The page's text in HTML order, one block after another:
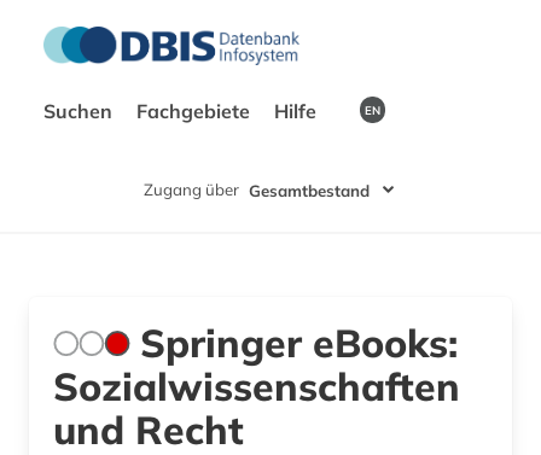
Suchen Fachgebiete Hilfe EN
Zugang über Gesamtbestand
Springer eBooks:
Sozialwissenschaften
und Recht